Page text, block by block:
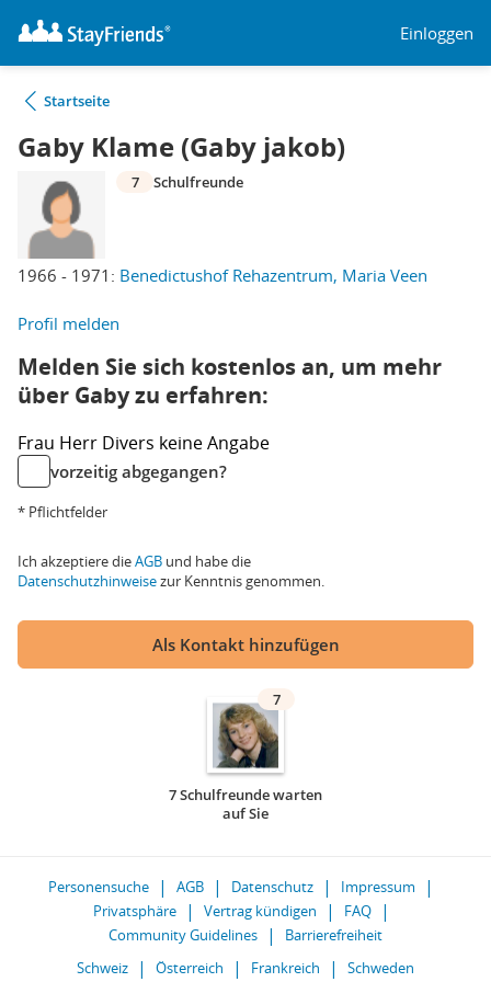
Einloggen
Startseite
Gaby Klame (Gaby jakob)
1966 - 1971: Benedictushof Rehazentrum, Maria Veen
7 Schulfreunde
Profil melden
Melden Sie sich kostenlos an, um mehr
über Gaby zu erfahren:
Frau Herr Divers keine Angabe
vorzeitig abgegangen?
* Pflichtfelder
Ich akzeptiere dieAGB und habe die
Datenschutzhinweisezur Kenntnis genommen.
Als Kontakt hinzufügen
7
7 Schulfreunde warten
auf Sie
Personensuche AGB Datenschutz
Impressum
Privatsphäre
Vertrag kündigen
FAQ
Community Guidelines
Barrierefreiheit
Schweiz
Österreich Frankreich Schweden